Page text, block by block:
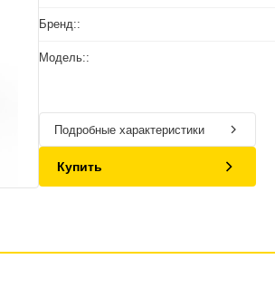
Бренд::
Модель::
Подробные характеристики
Купить